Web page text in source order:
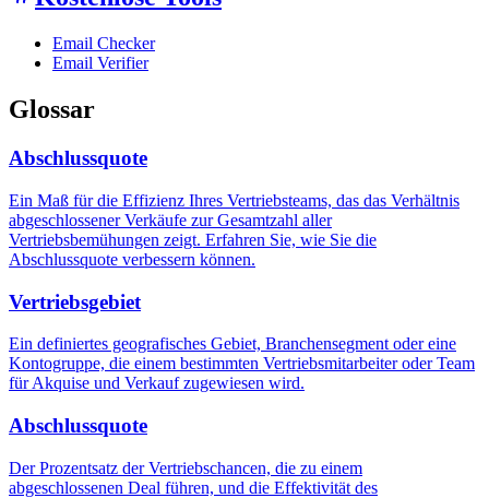
Email Checker
Email Verifier
Glossar
Abschlussquote
Ein Maß für die Effizienz Ihres Vertriebsteams, das das Verhältnis
abgeschlossener Verkäufe zur Gesamtzahl aller
Vertriebsbemühungen zeigt. Erfahren Sie, wie Sie die
Abschlussquote verbessern können.
Vertriebsgebiet
Ein definiertes geografisches Gebiet, Branchensegment oder eine
Kontogruppe, die einem bestimmten Vertriebsmitarbeiter oder Team
für Akquise und Verkauf zugewiesen wird.
Abschlussquote
Der Prozentsatz der Vertriebschancen, die zu einem
abgeschlossenen Deal führen, und die Effektivität des